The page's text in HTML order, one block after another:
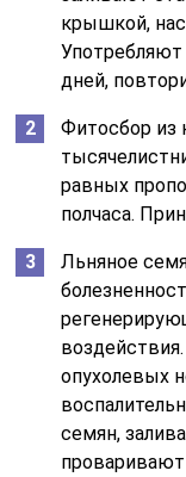
крышкой,
дней,
Фитосбор из
равных
полчаса.
Льняное
опухолевых
семян,